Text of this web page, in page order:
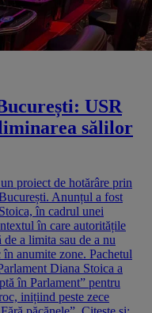
USR
sălilor
proiect de hotărâre prin
Anunțul a fost
în cadrul unei
în care autoritățile
a limita sau de a nu
anumite zone. Pachetul
Diana Stoica a
în Parlament” pentru
inițiind peste zece